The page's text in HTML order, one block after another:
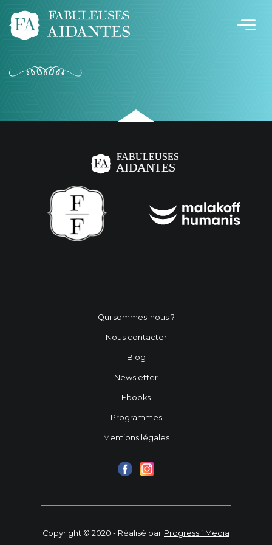
Qui sommes-nous ?
Nous contacter
Blog
Newsletter
Ebooks
Programmes
Mentions légales
Copyright © 2020 - Réalisé par Progressif Media